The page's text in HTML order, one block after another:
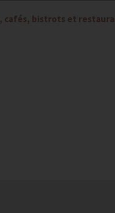
cafés, bistrots et